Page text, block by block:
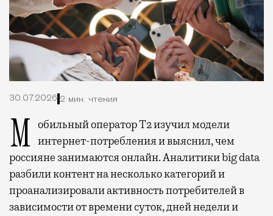
30.07.2026 2 мин. чтения
Мобильный оператор Т2 изучил модели интернет-потребления и выяснил, чем
россияне занимаются онлайн. Аналитики big data
разбили контент на несколько категорий и
проанализировали активность потребителей в
зависимости от времени суток, дней недели и